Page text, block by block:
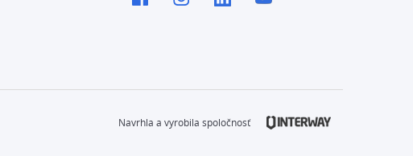
Navrhla a vyrobila spoločnosť